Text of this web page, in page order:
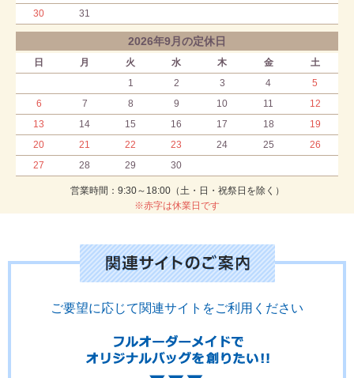
30
31
2026年9月の定休日
日 月 火 水 木 金
土
1
2 3 4
5
6
7 8 9 10 11
12
13
14 15 16 17 18
19
20
21 22 23 24 25
26
27
28 29 30
営業時間：9:30～18:00（土・日・祝祭日を除く）
※赤字は休業日です
ご要望に応じて関連サイトをご利用ください